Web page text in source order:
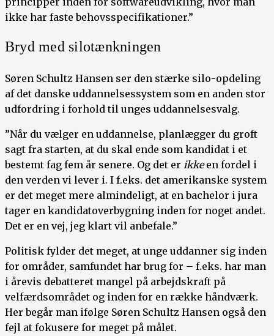
ikke har faste behovsspecifikationer.”
Bryd med silotænkningen
Søren Schultz Hansen ser den stærke silo-opdeling
af det danske uddannelsessystem som en anden stor
udfordring i forhold til unges uddannelsesvalg.
”Når du vælger en uddannelse, planlægger du groft
sagt fra starten, at du skal ende som kandidat i et
bestemt fag fem år senere. Og det er ikkeen fordel i
den verden vi lever i. I f.eks. det amerikanske system
er det meget mere almindeligt, at en bachelor i jura
tager en kandidatoverbygning inden for noget andet.
Det er en vej, jeg klart vil anbefale.”
Politisk fylder det meget, at unge uddanner sig inden
for områder, samfundet har brug for – f.eks. har man
i årevis debatteret mangel på arbejdskraft på
velfærdsområdet og inden for en række håndværk.
Her begår man ifølge Søren Schultz Hansen også den
fejl at fokusere for meget på målet.